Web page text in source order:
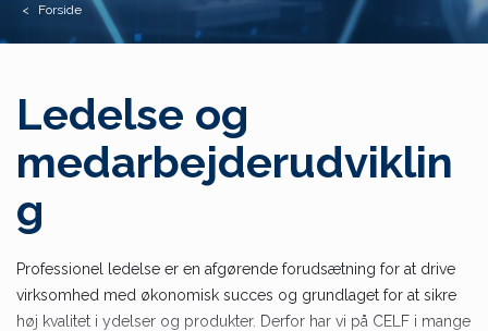
Forside
Ledelse og
medarbejderudviklin
g
Professionel ledelse er en afgørende forudsætning for at drive
virksomhed med økonomisk succes og grundlaget for at sikre
høj kvalitet i ydelser og produkter. Derfor har vi på CELF i mange